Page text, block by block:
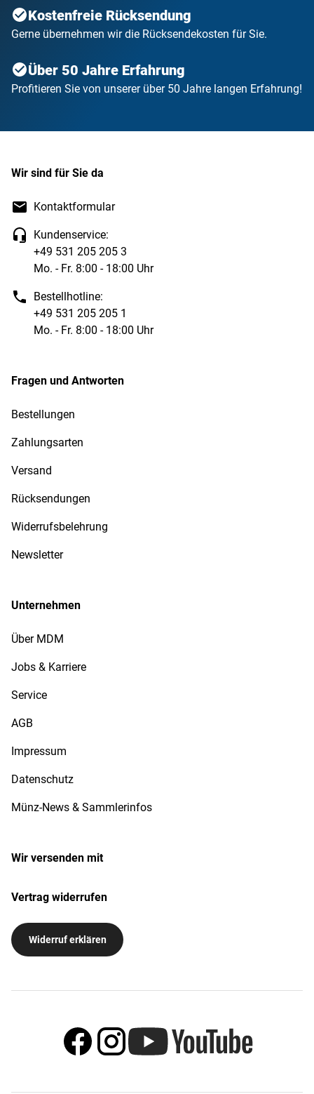
Kostenfreie Rücksendung
Gerne übernehmen wir die Rücksendekosten für Sie.
Über 50 Jahre Erfahrung
Profitieren Sie von unserer über 50 Jahre langen Erfahrung!
Wir sind für Sie da
Kontaktformular
Kundenservice:
+49 531 205 205 3
Mo. - Fr. 8:00 - 18:00 Uhr
Bestellhotline:
+49 531 205 205 1
Mo. - Fr. 8:00 - 18:00 Uhr
Fragen und Antworten
Bestellungen
Zahlungsarten
Versand
Rücksendungen
Widerrufsbelehrung
Newsletter
Unternehmen
Über MDM
Jobs & Karriere
Service
AGB
Impressum
Datenschutz
Münz-News & Sammlerinfos
Wir versenden mit
Vertrag widerrufen
Widerruf erklären